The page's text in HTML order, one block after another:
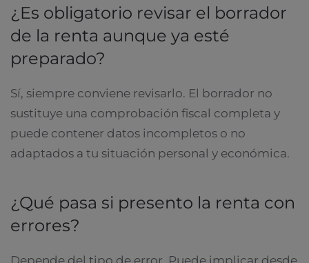
¿Es obligatorio revisar el borrador
de la renta aunque ya esté
preparado?
Sí, siempre conviene revisarlo. El borrador no
sustituye una comprobación fiscal completa y
puede contener datos incompletos o no
adaptados a tu situación personal y económica.
¿Qué pasa si presento la renta con
errores?
Depende del tipo de error. Puede implicar desde